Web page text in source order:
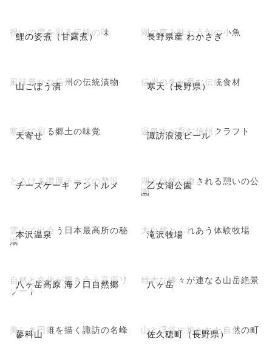
鯉の姿煮（甘露煮）
祝いの席を彩る伝統の味 長野県産 わかさぎ
湖の恵み味わう旬の小魚
山ごぼう漬
風味豊かな信州の伝統漬物 寒天（長野県）
信州の冬が育む伝統食材
天寄せ
寒天で彩る郷土の味覚 諏訪浪漫ビール
温泉水が育む信州クラフト
チーズケーキ アントルメ
とろける濃厚チーズの贅沢 乙女湖公園
湖と自然に癒される憩いの公
園
本沢温泉
雲上で出会う日本最高所の秘
湯
滝沢牧場
大自然とふれあう体験牧場
八ヶ岳高原 海ノ口自然郷
自然と文化が響き合う高原リ
ゾート
八ヶ岳
雄大な峰々が連なる山岳絶景
蓼科山
美しき円錐を描く諏訪の名峰 佐久穂町（長野県）
山と渓谷に抱かれた自然の町